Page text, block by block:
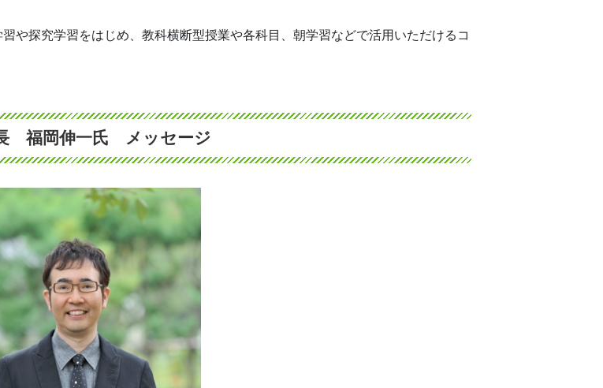
や探究学習をはじめ、教科横断型授業や各科目、朝学習などで活用いただけるコ
長 福岡伸一氏 メッセージ